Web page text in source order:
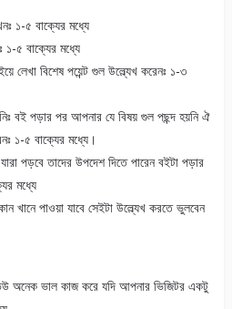
১-৫ বাক্যের মধ্যে
১-৫ বাক্যের মধ্যে
লেখা বিশেষ পয়েন্ট গুল উল্ল্যেখ করেনঃ ১-৩
বই পড়ার পর আপনার যে বিষয় গুল পছন্দ হয়নি ঐ
১-৫ বাক্যের মধ্যে।
পড়বে তাদের উপদেশ দিতে পারেন বইটা পড়ার
মধ্যে
খানে পাওয়া যাবে সেইটা উল্ল্যেখ করতে ভুলবেন
অনেক ভাল কাজ করে যদি আপনার ভিজিটর একটু